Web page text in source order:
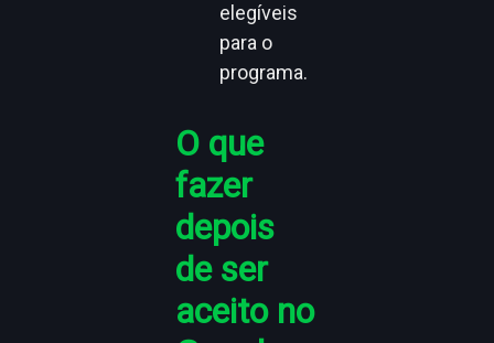
elegíveis
para o
programa.
O que
fazer
depois
de ser
aceito no